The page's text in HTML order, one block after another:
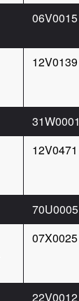
06V0015
12V0139
31W0001
12V0471
70U0005
07X0025
22V0012